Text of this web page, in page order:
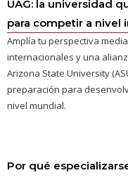
UAG: la universidad
para competir a nivel
Amplía tu perspectiva
internacionales y una
Arizona State University
preparación para
nivel mundial.
Por qué